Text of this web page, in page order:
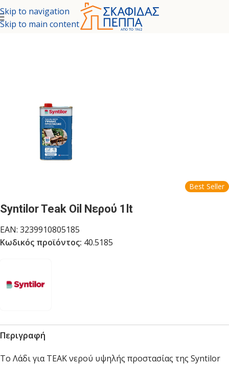
Skip to navigation
Skip to main content
- ΕΙΔΙΚΕΣ ΒΑΦΕΣ/ ΠΡΟΙΟΝΤΑ ΕΙΔΙΚΩΝ ΕΦΑΡΜΟΓΩΝ
Best Seller
Syntilor Teak Oil Νερού 1lt
EAN: 3239910805185
Κωδικός προϊόντος: 40.5185
Περιγραφή
Το Λάδι για TEAK νερού υψηλής προστασίας της Syntilor